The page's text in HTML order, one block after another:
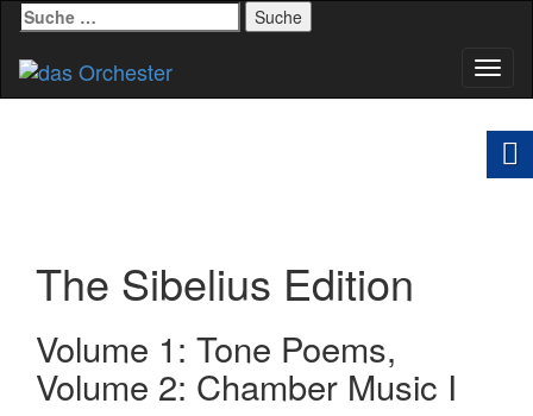
Suche
nach:
The Sibelius Edition
Volume 1: Tone Poems,
Volume 2: Chamber Music I